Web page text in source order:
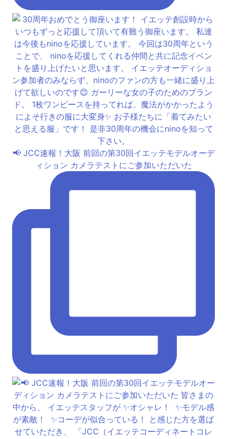
📢 JCC速報！大阪 前回の第30回イエッテモデルオーデ
ィション カメラテストにご参加いただいた